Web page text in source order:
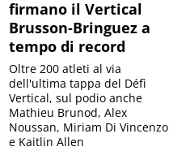
firmano il Vertical
Brusson-Bringuez a
tempo di record
Oltre 200 atleti al via
dell'ultima tappa del Défì
Vertical, sul podio anche
Mathieu Brunod, Alex
Noussan, Miriam Di Vincenzo
e Kaitlin Allen